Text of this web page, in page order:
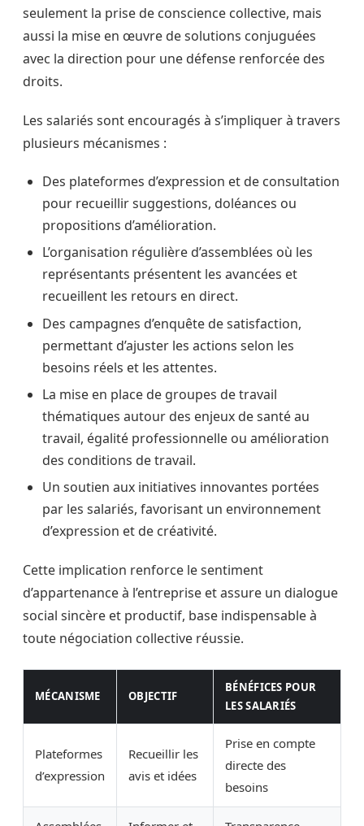
seulement la prise de conscience collective, mais
aussi la mise en œuvre de solutions conjuguées
avec la direction pour une défense renforcée des
droits.
Les salariés sont encouragés à s’impliquer à travers
plusieurs mécanismes :
Des plateformes d’expression et de consultation
pour recueillir suggestions, doléances ou
propositions d’amélioration.
L’organisation régulière d’assemblées où les
représentants présentent les avancées et
recueillent les retours en direct.
Des campagnes d’enquête de satisfaction,
permettant d’ajuster les actions selon les
besoins réels et les attentes.
La mise en place de groupes de travail
thématiques autour des enjeux de santé au
travail, égalité professionnelle ou amélioration
des conditions de travail.
Un soutien aux initiatives innovantes portées
par les salariés, favorisant un environnement
d’expression et de créativité.
Cette implication renforce le sentiment
d’appartenance à l’entreprise et assure un dialogue
social sincère et productif, base indispensable à
toute négociation collective réussie.
MÉCANISME OBJECTIF
BÉNÉFICES POUR
LES SALARIÉS
Plateformes
d’expression
Recueillir les
avis et idées
Prise en compte
directe des
besoins